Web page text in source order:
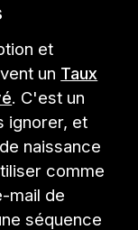
et
un Taux
. C'est un
ignorer, et
naissance
comme
mail de
séquence